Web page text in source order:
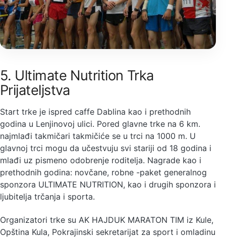
5. Ultimate Nutrition Trka
Prijateljstva
Start trke je ispred caffe Dablina kao i prethodnih
godina u Lenjinovoj ulici. Pored glavne trke na 6 km.
najmlađi takmičari takmičiće se u trci na 1000 m. U
glavnoj trci mogu da učestvuju svi stariji od 18 godina i
mlađi uz pismeno odobrenje roditelja. Nagrade kao i
prethodnih godina: novčane, robne -paket generalnog
sponzora ULTIMATE NUTRITION, kao i drugih sponzora i
ljubitelja trčanja i sporta.
Organizatori trke su AK HAJDUK MARATON TIM iz Kule,
Opština Kula, Pokrajinski sekretarijat za sport i omladinu